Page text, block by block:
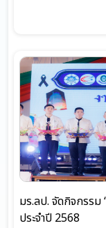
มร.ลป. จัดกิจกรรม
ประจำปี 2568